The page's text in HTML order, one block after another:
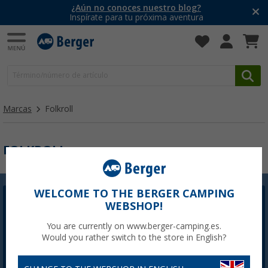
¿Aún no conoces nuestro blog?
Inspírate para tu próxima aventura
Marcas Folkroll
FOLKROLL
Newsletter Berger
actualmente. Arreglaremos el problema lo antes
posible.
WELCOME TO THE BERGER CAMPING
WEBSHOP!
You are currently on www.berger-camping.es.
Would you rather switch to the store in English?